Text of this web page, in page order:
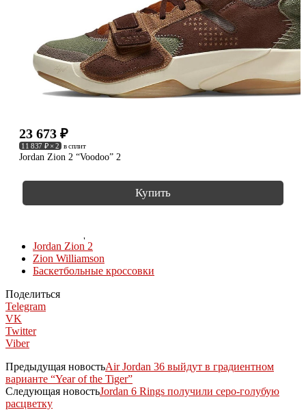
Jordan Zion 2 “Voodoo” 2
23 673 ₽
11 837 ₽ × 2 в сплит
Купить
Jordan Zion 2
Zion Williamson
Баскетбольные кроссовки
Поделиться
Telegram
VK
Twitter
Viber
Предыдущая новостьAir Jordan 36 выйдут в градиентном
варианте “Year of the Tiger”
Следующая новостьJordan 6 Rings получили серо-голубую
расцветку